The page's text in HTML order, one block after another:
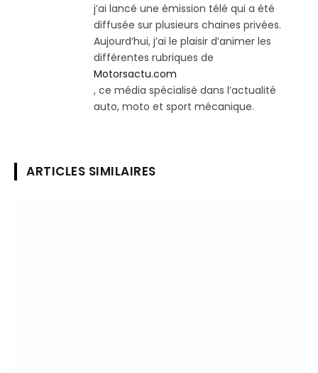
j’ai lancé une émission télé qui a été
diffusée sur plusieurs chaines privées.
Aujourd’hui, j’ai le plaisir d’animer les
différentes rubriques de
Motorsactu.com
, ce média spécialisé dans l’actualité
auto, moto et sport mécanique.
ARTICLES SIMILAIRES